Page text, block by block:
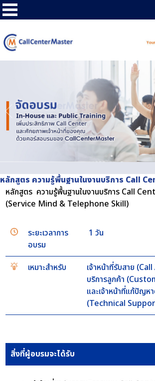
หลักสูตร ความรู้พื้นฐานในงานบริการ Call
หลักสูตร ความรู้พื้นฐานในงานบริการ Call
(Service Mind & Telephone Skill)
ระยะเวลาการ
อบรม
1 วัน
เหมาะสำหรับ
เจ้าหน้าที่รับสาย
บริการลูกค้า
และเจ้าหน้าที่แก้ปัญห
(Technical
สิ่งที่ผู้อบรมจะได้รับ